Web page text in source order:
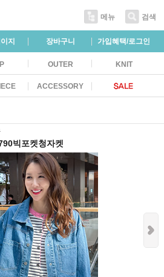
메뉴 검색
지 장바구니 가입혜택/로그인
OUTER KNIT
ACCESSORY
빅포켓청자켓